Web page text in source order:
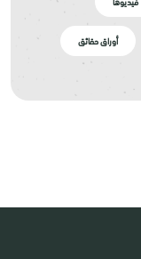
أوراق حقائق